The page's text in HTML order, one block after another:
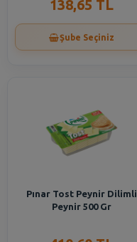
138,65 TL
Şube Seçiniz
Pınar Tost Peynir Dilimli
Peynir 500 Gr